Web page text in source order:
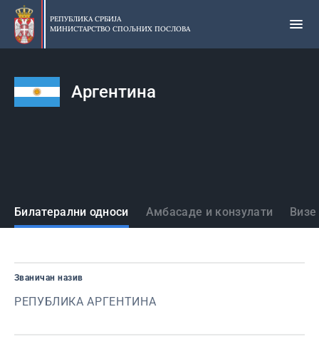
Прескочи
главни
део
РЕПУБЛИКА СРБИЈА
МИНИСТАРСТВО СПОЉНИХ ПОСЛОВА
Аргентина
Државе
Билатерални односи Амбасаде и конзулати
Званичан назив
РЕПУБЛИКА АРГЕНТИНА